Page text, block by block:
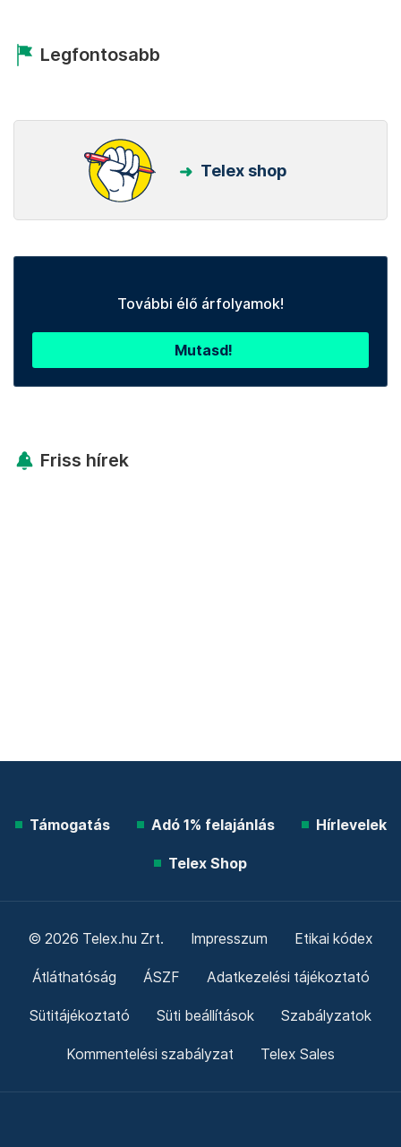
Legfontosabb
Telex shop
További élő árfolyamok!
Mutasd!
Friss hírek
Támogatás Adó 1% felajánlás Hírlevelek
Telex Shop
© 2026 Telex.hu Zrt. Impresszum Etikai kódex
Átláthatóság ÁSZF Adatkezelési tájékoztató
Sütitájékoztató Süti beállítások Szabályzatok
Kommentelési szabályzat Telex Sales